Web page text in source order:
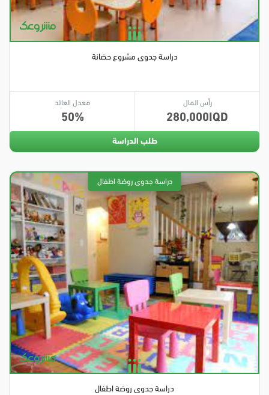
دراسة جدوى مشروع حضانة
رأس المال
280,000
معدل العائد
50
طلب الدراسة
دراسة جدوى روضة اطفال